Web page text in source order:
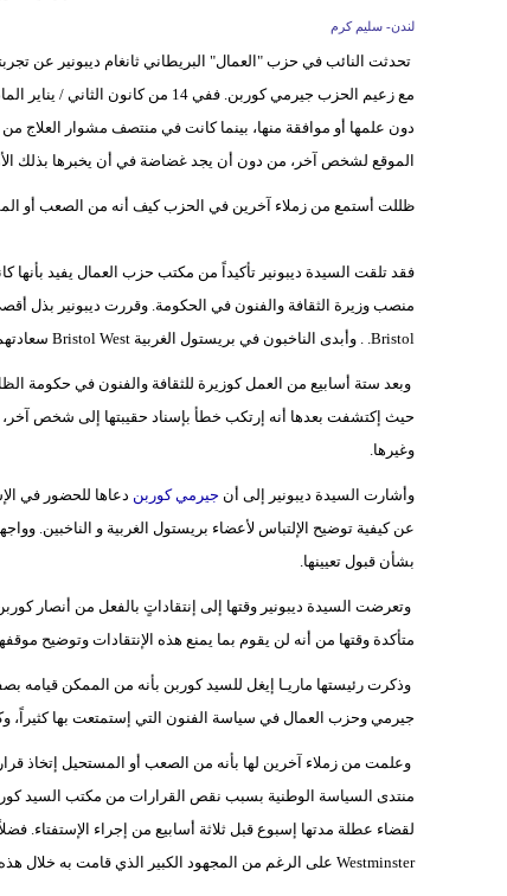
لندن- سليم كرم
تحدثت النائب في حزب "العمال" البريطاني ثانغام ديبونير عن
مع زعيم الحزب جيرمي كوربن. ففي
دون علمها أو موافقة منها، بينما كانت في منتصف مشوار العلاج
الموقع لشخص آخر، من دون أن يجد غضاضة في أن يخبرها بذلك
ظللت أستمع من زملاء آخرين في الحزب كيف أنه من الصعب أو
فقد تلقت السيدة ديبونير تأكيداً من مكتب حزب العمال يفيد بأنها
منصب وزيرة الثقافة والفنون في الحكومة. وقررت ديبونير بذل
Bristol. . وأبدى الناخبون في بريستول الغربية Bristol West سعادتهم بذلك القرار الجيد وحبذوا القيام بالعمل من قبل شخص يمتلك خلفية فنية مثلها.
وبعد ستة أسابيع من العمل كوزيرة للثقافة والفنون في حكومة
حيث إكتشفت بعدها أنه إرتكب خطأ بإسناد حقيبتها إلى شخص
وغيرها.
وأشارت السيدة ديبونير إلى أن جيرمي كوربن دعاها للحضور في
عن كيفية توضيح الإلتباس لأعضاء بريستول الغربية و الناخبين.
بشأن قبول تعيينها.
وتعرضت السيدة ديبونير وقتها إلى إنتقاداتٍ بالفعل من أنصار
متأكدة وقتها من أنه لن يقوم بما يمنع هذه الإنتقادات وتوضيح
وذكرت رئيستها ماريـا إيغل للسيد كوربن بأنه من الممكن قيامه
جيرمي وحزب العمال في سياسة الفنون التي إستمتعت بها كثيراً،
وعلمت من زملاء آخرين لها بأنه من الصعب أو المستحيل إتخاذ
منتدى السياسة الوطنية بسبب نقص القرارات من مكتب السيد
لقضاء عطلة مدتها إسبوع قبل ثلاثة أسابيع من إجراء
Westminster على الرغم من المجهود الكبير الذي قامت به خلال هذه الفترة.